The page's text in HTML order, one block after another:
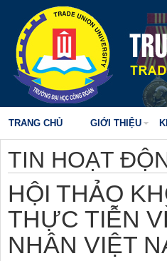
TRANG CHỦ GIỚI THIỆU
TIN HOẠT
HỘI THẢO
THỰC TIỄN
NHÂN VIỆT